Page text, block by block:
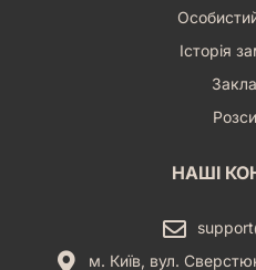
Історія
НАШІ
м. Київ, вул.